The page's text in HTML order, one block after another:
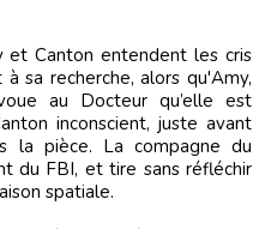
et Canton entendent les cris
à sa recherche, alors qu'Amy,
au Docteur qu’elle est
inconscient, juste avant
la pièce. La compagne du
du FBI, et tire sans réfléchir
spatiale.